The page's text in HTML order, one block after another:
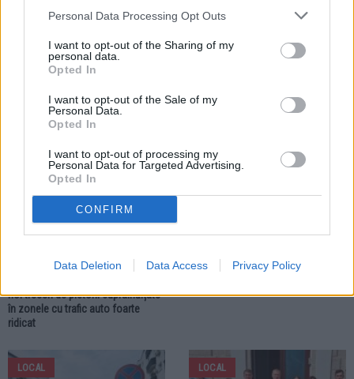
Personal Data Processing Opt Outs
I want to opt-out of the Sharing of my
personal data.
Opted In
I want to opt-out of the Sale of my
Personal Data.
Opted In
I want to opt-out of processing my
Personal Data for Targeted Advertising.
Opted In
CONFIRM
Data Deletion Data Access Privacy Policy
09.08.2026
Tâlhărie și urmărire la ceas de
noapte. Polițiștii din Fălticeni l-au
lănțișorul de aur
08.08.2026
noi investiții și cheltuieli
noi treceri de pietoni supraînălțate
în zonele cu trafic auto foarte
ridicat
LOCAL LOCAL